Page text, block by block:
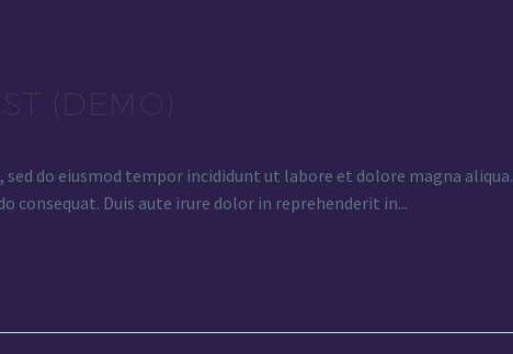
(DEMO)
do eiusmod tempor incididunt ut labore et dolore magna
consequat. Duis aute irure dolor in reprehenderit in...